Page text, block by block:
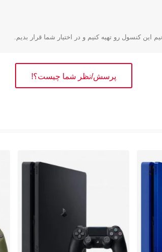
این کنسول رو تهیه کنیم و در اختیار شما قرار بدیم.
پرسش/نظر شما چیست؟!